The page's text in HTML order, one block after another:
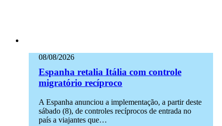
08/08/2026
Espanha retalia Itália com controle
migratório recíproco
A Espanha anunciou a implementação, a partir deste
sábado (8), de controles recíprocos de entrada no
país a viajantes que…